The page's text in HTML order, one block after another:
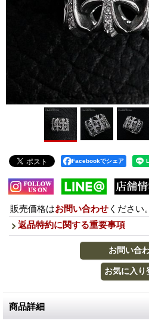
Facebookでシェア
販売価格はお問い合わせ ください。
返品特約に関する重要事項
商品詳細